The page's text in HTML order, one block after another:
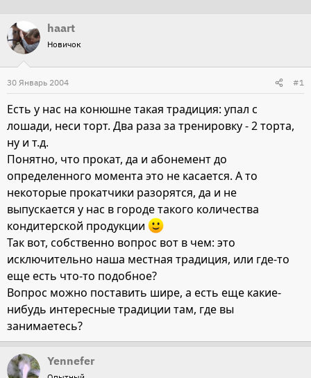
о
р
т
е
ы
а
н
а
ч
л
а
haart
Новичок
30 Январь 2004 #1
Есть у нас на конюшне такая традиция: упал с
лошади, неси торт. Два раза за тренировку - 2 торта,
ну и т.д.
Понятно, что прокат, да и абонемент до
определенного момента это не касается. А то
некоторые прокатчики разорятся, да и не
выпускается у нас в городе такого количества
кондитерской продукции
Так вот, собственно вопрос вот в чем: это
исключительно наша местная традиция, или где-то
еще есть что-то подобное?
Вопрос можно поставить шире, а есть еще какие-
нибудь интересные традиции там, где вы
занимаетесь?
Yennefer